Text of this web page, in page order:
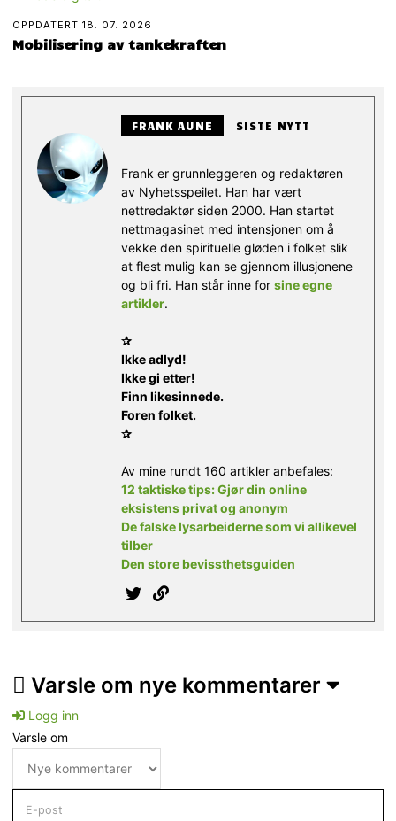
OPPDATERT18. 07. 2026
Mobilisering av tankekraften
FRANK AUNE SISTE NYTT
Frank er grunnleggeren og redaktøren
av Nyhetsspeilet. Han har vært
nettredaktør siden 2000. Han startet
nettmagasinet med intensjonen om å
vekke den spirituelle gløden i folket slik
at flest mulig kan se gjennom illusjonene
og bli fri. Han står inne forsine egne
artikler.
✰
Ikke adlyd!
Ikke gi etter!
Finn likesinnede.
Foren folket.
✰
Av mine rundt 160 artikler anbefales:
12 taktiske tips: Gjør din online
eksistens privat og anonym
De falske lysarbeiderne som vi allikevel
tilber
Den store bevissthetsguiden
Varsle om nye kommentarer
Logg inn
Varsle om